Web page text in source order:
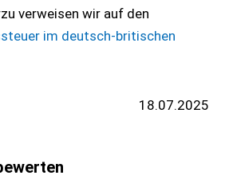
verweisen wir auf den
im deutsch-britischen
18.07.2025